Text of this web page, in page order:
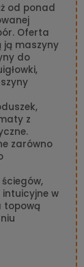
od ponad
Oferta
ją maszyny
do
z
zarówno
w
topową